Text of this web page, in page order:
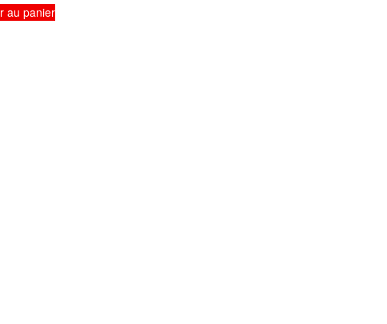
au panier